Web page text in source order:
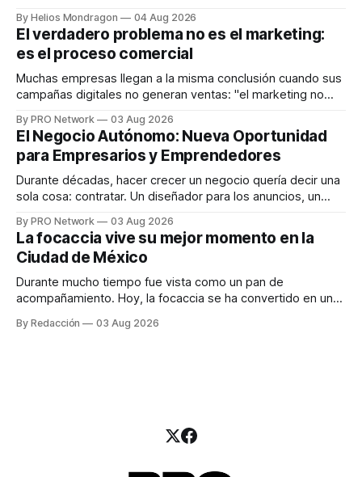
dispositivos inteligentes, inteligencia artificial y monitoreo
en tiempo real para ayudar a las personas a tomar mejores
decisiones sobre su salud metabólica. Su propuesta busca
responder
By Helios Mondragon 04 Aug 2026
El verdadero problema no es el marketing:
es el proceso comercial
Muchas empresas llegan a la misma conclusión cuando sus
campañas digitales no generan ventas: "el marketing no
INTERIUS, el problema suele estar en otro lugar. Durante
una entrevista para el podcast SER PRO, el especialista en
marketing digital explicó que
By PRO Network 03 Aug 2026
El Negocio Autónomo: Nueva Oportunidad
para Empresarios y Emprendedores
Durante décadas, hacer crecer un negocio quería decir una
sola cosa: contratar. Un diseñador para los anuncios, un
para los textos, alguien que supiera de publicidad digital
para encontrar prospectos, un vendedor para atender
llamadas y mensajes, y —con suerte— una persona
By PRO Network 03 Aug 2026
La focaccia vive su mejor momento en la
Ciudad de México
Durante mucho tiempo fue vista como un pan de
acompañamiento. Hoy, la focaccia se ha convertido en uno
artesanal, ingredientes de calidad y experiencias que
By Redacción 03 Aug 2026